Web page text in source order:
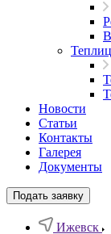
Новости
Статьи
Контакты
Галерея
Документы
Подать заявку
Ижевск